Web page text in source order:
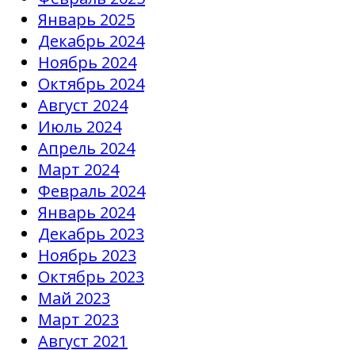
Январь 2025
Декабрь 2024
Ноябрь 2024
Октябрь 2024
Август 2024
Июль 2024
Апрель 2024
Март 2024
Февраль 2024
Январь 2024
Декабрь 2023
Ноябрь 2023
Октябрь 2023
Май 2023
Март 2023
Август 2021